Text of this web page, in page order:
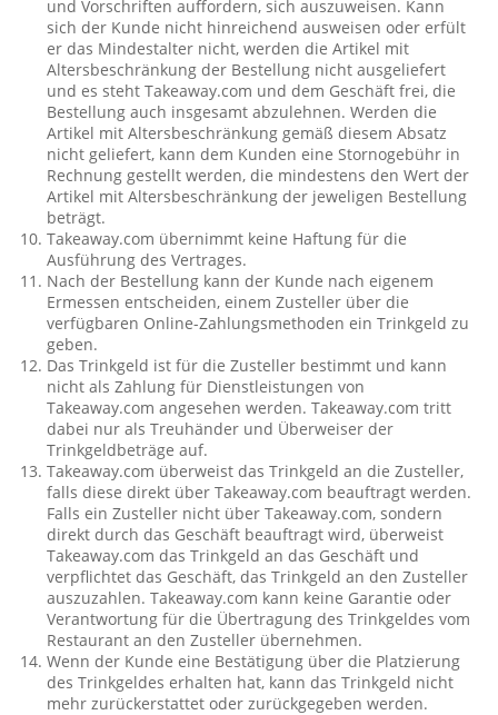
und Vorschriften auffordern, sich auszuweisen. Kann
sich der Kunde nicht hinreichend ausweisen oder erfült
er das Mindestalter nicht, werden die Artikel mit
Altersbeschränkung der Bestellung nicht ausgeliefert
und es steht Takeaway.com und dem Geschäft frei, die
Bestellung auch insgesamt abzulehnen. Werden die
Artikel mit Altersbeschränkung gemäß diesem Absatz
nicht geliefert, kann dem Kunden eine Stornogebühr in
Rechnung gestellt werden, die mindestens den Wert der
Artikel mit Altersbeschränkung der jeweligen Bestellung
beträgt.
Takeaway.com übernimmt keine Haftung für die
Ausführung des Vertrages.
Nach der Bestellung kann der Kunde nach eigenem
Ermessen entscheiden, einem Zusteller über die
verfügbaren Online-Zahlungsmethoden ein Trinkgeld zu
geben.
Das Trinkgeld ist für die Zusteller bestimmt und kann
nicht als Zahlung für Dienstleistungen von
Takeaway.com angesehen werden. Takeaway.com tritt
dabei nur als Treuhänder und Überweiser der
Trinkgeldbeträge auf.
Takeaway.com überweist das Trinkgeld an die Zusteller,
falls diese direkt über Takeaway.com beauftragt werden.
Falls ein Zusteller nicht über Takeaway.com, sondern
direkt durch das Geschäft beauftragt wird, überweist
Takeaway.com das Trinkgeld an das Geschäft und
verpflichtet das Geschäft, das Trinkgeld an den Zusteller
auszuzahlen. Takeaway.com kann keine Garantie oder
Verantwortung für die Übertragung des Trinkgeldes vom
Restaurant an den Zusteller übernehmen.
Wenn der Kunde eine Bestätigung über die Platzierung
des Trinkgeldes erhalten hat, kann das Trinkgeld nicht
mehr zurückerstattet oder zurückgegeben werden.